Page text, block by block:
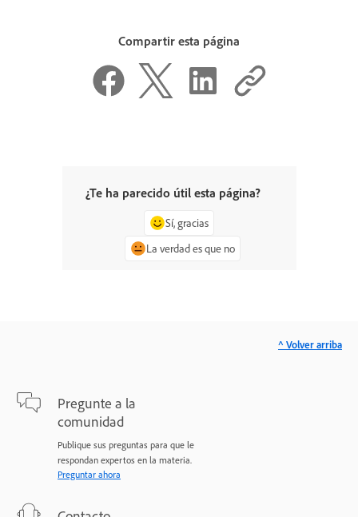
Compartir esta página
¿Te ha parecido útil esta página?
Sí, gracias
La verdad es que no
Pregunte a la
comunidad
Publique sus preguntas para que le
respondan expertos en la materia.
Preguntar ahora
^ Volver arriba